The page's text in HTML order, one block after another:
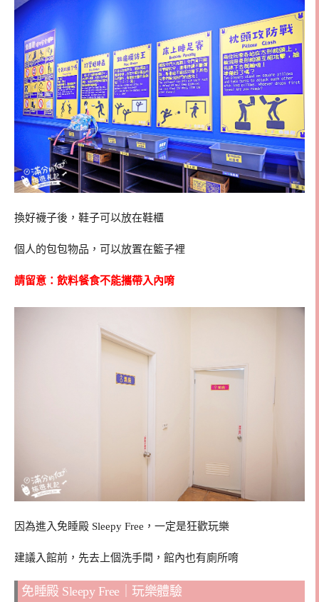
換好襪子後，鞋子可以放在鞋櫃
個人的包包物品，可以放置在籃子裡
請留意：飲料餐食不能攜帶入內唷
因為進入免睡殿 Sleepy Free，一定是狂歡玩樂
建議入館前，先去上個洗手間，館內也有廁所唷
免睡殿 Sleepy Free｜玩樂體驗